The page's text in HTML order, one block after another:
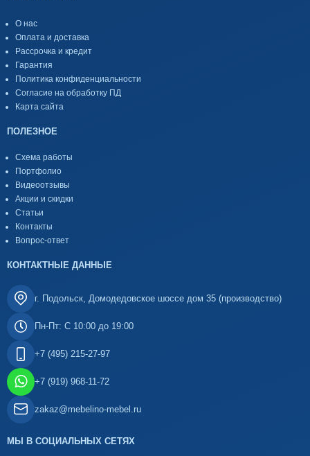
О нас
Оплата и доставка
Рассрочка и кредит
Гарантия
Политика конфиденциальности
Согласие на обработку ПД
Карта сайта
ПОЛЕЗНОЕ
Схема работы
Портфолио
Видеоотзывы
Акции и скидки
Статьи
Контакты
Вопрос-ответ
КОНТАКТНЫЕ ДАННЫЕ
г. Подольск, Домодедовское шоссе дом 35 (производство)
Пн-Пт: С 10:00 до 19:00
+7 (495) 215-27-97
+7 (919) 968-11-72
zakaz@mebelino-mebel.ru
МЫ В СОЦИАЛЬНЫХ СЕТЯХ